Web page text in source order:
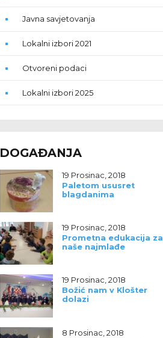
Javna savjetovanja
Lokalni izbori 2021
Otvoreni podaci
Lokalni izbori 2025
DOGAĐANJA
19 Prosinac, 2018
Paletom ususret
blagdanima
19 Prosinac, 2018
Prometna edukacija za
naše najmlađe
19 Prosinac, 2018
Božić nam v Klošter
dolazi
8 Prosinac, 2018